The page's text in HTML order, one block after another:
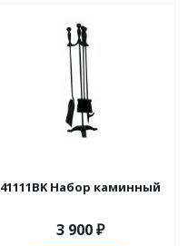
41111BK Набор каминный
3 900₽